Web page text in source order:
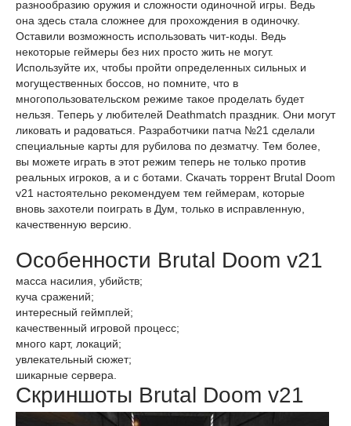
разнообразию оружия и сложности одиночной игры. Ведь
она здесь стала сложнее для прохождения в одиночку.
Оставили возможность использовать чит-коды. Ведь
некоторые геймеры без них просто жить не могут.
Используйте их, чтобы пройти определенных сильных и
могущественных боссов, но помните, что в
многопользовательском режиме такое проделать будет
нельзя. Теперь у любителей Deathmatch праздник. Они могут
ликовать и радоваться. Разработчики патча №21 сделали
специальные карты для рубилова по дезматчу. Тем более,
вы можете играть в этот режим теперь не только против
реальных игроков, а и с ботами. Скачать торрент Brutal Doom
v21 настоятельно рекомендуем тем геймерам, которые
вновь захотели поиграть в Дум, только в исправленную,
качественную версию.
Особенности Brutal Doom v21
масса насилия, убийств;
куча сражений;
интересный геймплей;
качественный игровой процесс;
много карт, локаций;
увлекательный сюжет;
шикарные сервера.
Скриншоты Brutal Doom v21